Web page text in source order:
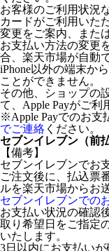
お客様のご利用状況
カードがご利用いた
変更をご案内、また
お支払い方法の変更
合、楽天市場が自動
iPhone以外の端末か
ことができません。
その他、ショップの
て、Apple Payがご利
※Apple Payでのお支
でご連絡 ください。
セブンイレブン（前払
【備考】
セブンイレブンでお
ご注文後に、払込票
ルを楽天市場からお
セブンイレブンでの
お支払い状況の確認
取り希望日をご指定
いたします。
3日以内にお支払い